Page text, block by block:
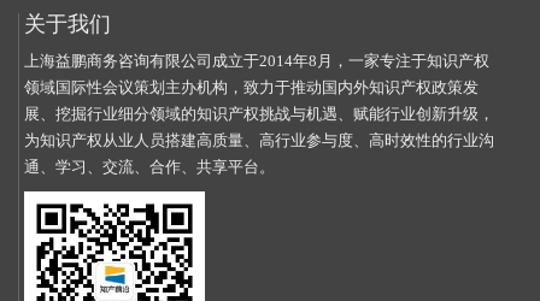
关于我们
上海益鹏商务咨询有限公司成立于2014年8月，一家专注于知识产权
领域国际性会议策划主办机构，致力于推动国内外知识产权政策发
展、挖掘行业细分领域的知识产权挑战与机遇、赋能行业创新升级，
为知识产权从业人员搭建高质量、高行业参与度、高时效性的行业沟
通、学习、交流、合作、共享平台。